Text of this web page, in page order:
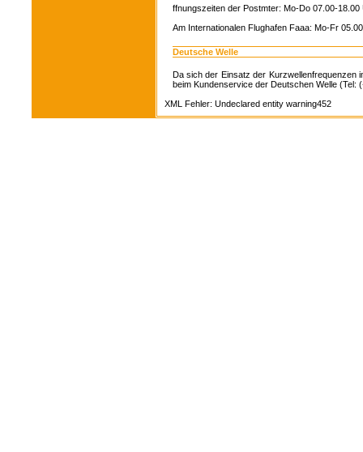
ffnungszeiten der Postmter: Mo-Do 07.00-
Am Internationalen Flughafen Faaa: Mo-Fr
Deutsche Welle
Da sich der Einsatz der Kurzwellenfrequenzen
beim Kundenservice der Deutschen Welle (Tel:
XML Fehler: Undeclared entity warning452